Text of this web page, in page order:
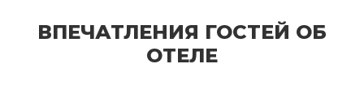
ВПЕЧАТЛЕНИЯ ГОСТЕЙ ОБ
ОТЕЛЕ